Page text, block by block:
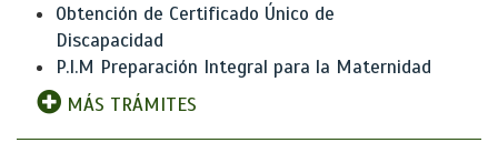
Obtención de Certificado Único de
Discapacidad
P.I.M Preparación Integral para la Maternidad
MÁS TRÁMITES